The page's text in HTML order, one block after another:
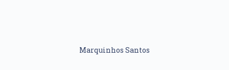
Marquinhos Santos